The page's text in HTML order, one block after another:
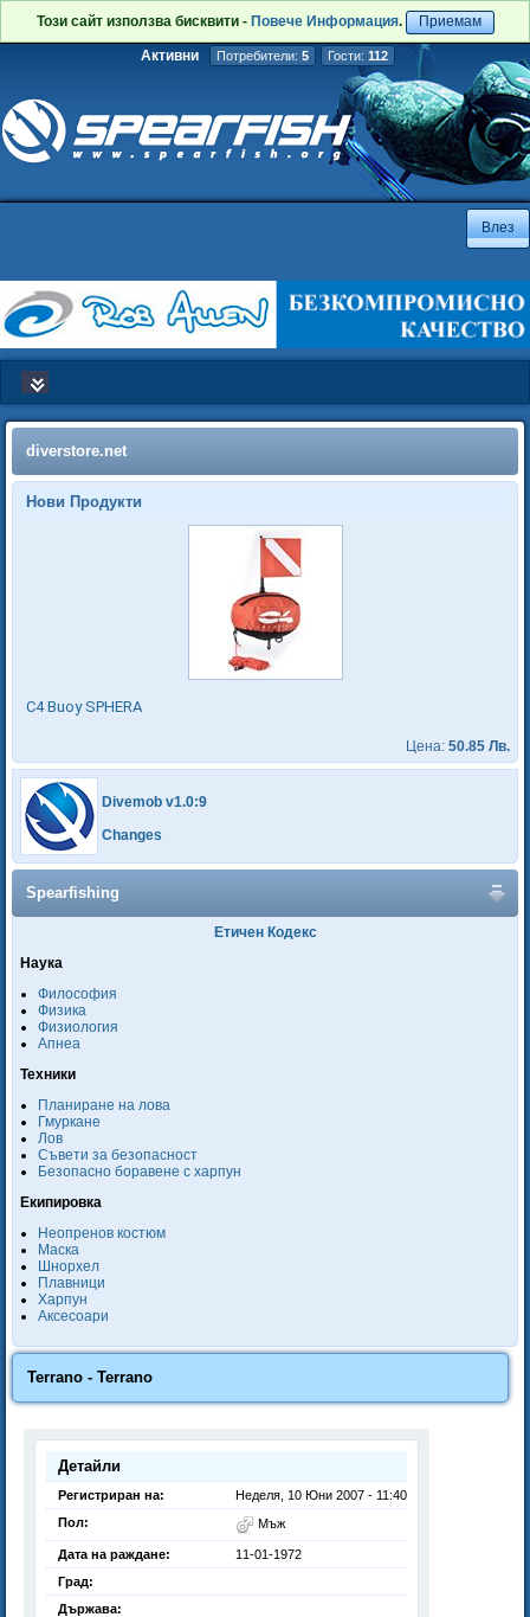
Този сайт използва бисквити - Повече Информация. Приемам
Активни Потребители: 5 Гости: 112
diverstore.net
Нови Продукти
C4 Buoy SPHERA
Цена: 50.85 Лв.
Divemob v1.0:9
Changes
Spearfishing
Етичен Кодекс
Наука
Философия
Физика
Физиология
Апнеа
Техники
Планиране на лова
Гмуркане
Лов
Съвети за безопасност
Безопасно боравене с харпун
Екипировка
Неопренов костюм
Маска
Шнорхел
Плавници
Харпун
Аксесоари
Terrano - Terrano
Детайли
Регистриран на:
Неделя, 10 Юни 2007 - 11:40
Пол:
Мъж
Дата на раждане:
11-01-1972
Град:
Държава: